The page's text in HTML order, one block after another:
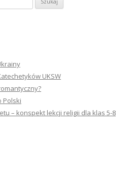
UKSW
Polski
– konspekt lekcji religii dla klas 5-8